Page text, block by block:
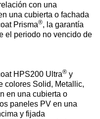
con una
una cubierta o fachada
Prisma®, la garantía
el periodo no vencido de
HPS200 Ultra® y
colores Solid, Metallic,
en una cubierta o
paneles PV en una
y fijada